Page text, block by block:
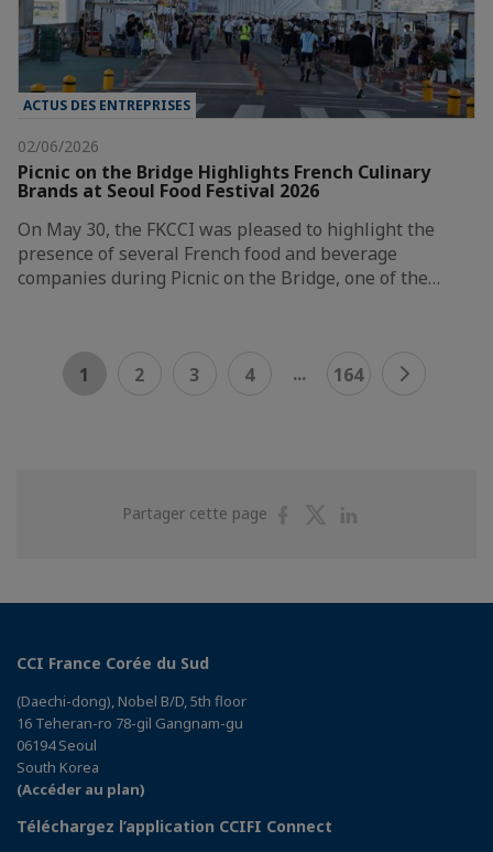
ACTUS DES ENTREPRISES
02/06/2026
Picnic on the Bridge Highlights French Culinary
Brands at Seoul Food Festival 2026
On May 30, the FKCCI was pleased to highlight the
presence of several French food and beverage
companies during Picnic on the Bridge, one of the…
1 2 3 4 ... 164
Partager cette page
PartagerPartager
CCI France Corée du Sud
(Daechi-dong), Nobel B/D, 5th floor
16 Teheran-ro 78-gil Gangnam-gu
06194 Seoul
South Korea
(Accéder au plan)
Téléchargez l’application CCIFI Connect